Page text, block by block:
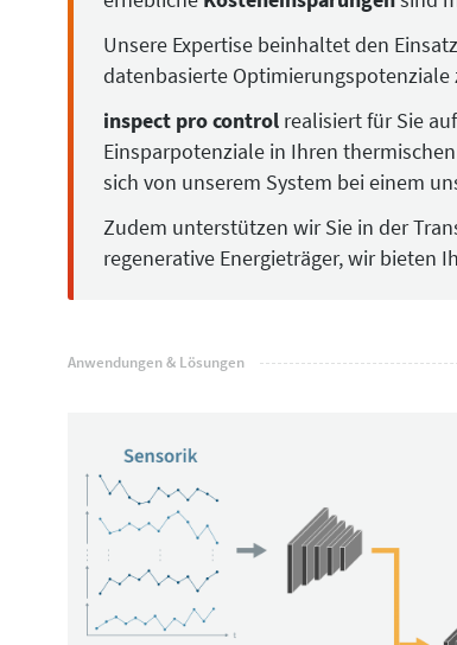
Unsere Expertise beinhaltet den
datenbasierte Optimierungspotenziale
inspect pro control realisiert für Sie
Einsparpotenziale in Ihren
sich von unserem System bei einem
Zudem unterstützen wir Sie in der
regenerative Energieträger, wir bieten
Anwendungen & Lösungen